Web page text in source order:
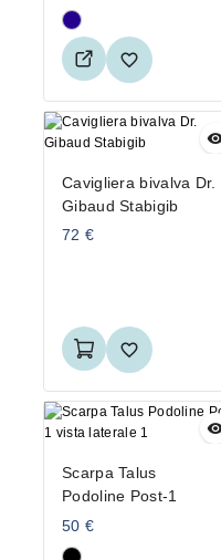
Cavigliera bivalva Dr.
Gibaud Stabigib
72 €
Scarpa Talus
Podoline Post-1
50 €